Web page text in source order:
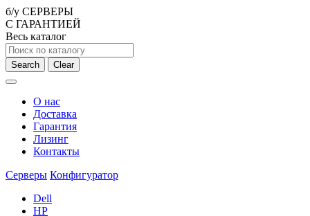
б/у СЕРВЕРЫ
С ГАРАНТИЕЙ
Весь каталог
Search Clear
О нас
Доставка
Гарантия
Лизинг
Контакты
Серверы Конфигуратор
Dell
HP